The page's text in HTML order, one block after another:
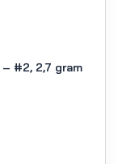
#2, 2,7 gram